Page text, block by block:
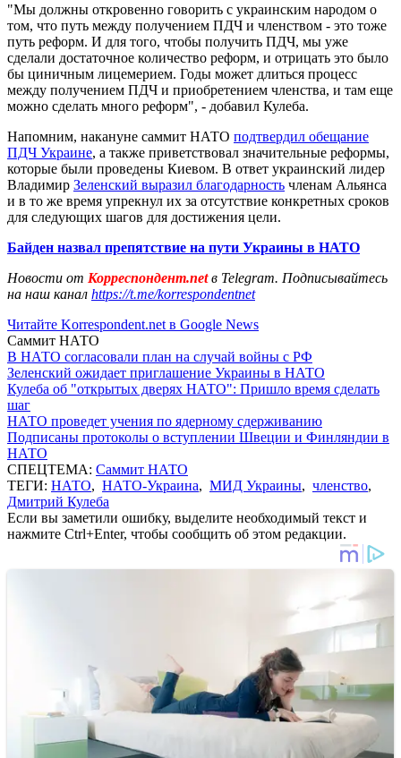
"Мы должны откровенно говорить с украинским народом о
том, что путь между получением ПДЧ и членством - это тоже
путь реформ. И для того, чтобы получить ПДЧ, мы уже
сделали достаточное количество реформ, и отрицать это было
бы циничным лицемерием. Годы может длиться процесс
между получением ПДЧ и приобретением членства, и там еще
можно сделать много реформ", - добавил Кулеба.
Напомним, накануне саммит НАТО подтвердил обещание
ПДЧ Украине, а также приветствовал значительные реформы,
которые были проведены Киевом. В ответ украинский лидер
Владимир Зеленский выразил благодарность членам Альянса
и в то же время упрекнул их за отсутствие конкретных сроков
для следующих шагов для достижения цели.
Байден назвал препятствие на пути Украины в НАТО
Новости от Корреспондент.netв Telegram. Подписывайтесь
на наш канал https://t.me/korrespondentnet
Читайте Korrespondent.net в Google News
Саммит НАТО
В НАТО согласовали план на случай войны с РФ
Зеленский ожидает приглашение Украины в НАТО
Кулеба об "открытых дверях НАТО": Пришло время сделать
шаг
НАТО проведет учения по ядерному сдерживанию
Подписаны протоколы о вступлении Швеции и Финляндии в
НАТО
СПЕЦТЕМА: Саммит НАТО
ТЕГИ: НАТО, НАТО-Украина, МИД Украины, членство,
Дмитрий Кулеба
Если вы заметили ошибку, выделите необходимый текст и
нажмите Ctrl+Enter, чтобы сообщить об этом редакции.